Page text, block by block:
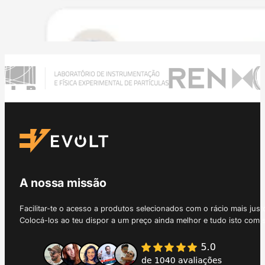
A nossa missão
Facilitar-te o acesso a produtos selecionados com o rácio mais
Colocá-los ao teu dispor a um preço ainda melhor e tudo isto